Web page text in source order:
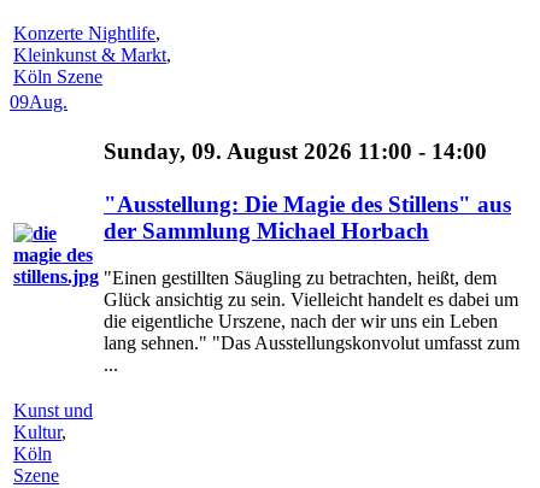
Konzerte Nightlife,
Kleinkunst & Markt,
Köln Szene
09Aug.
Sunday, 09. August 2026 11:00 - 14:00
"Ausstellung: Die Magie des Stillens" aus
der Sammlung Michael Horbach
"Einen gestillten Säugling zu betrachten, heißt, dem
Glück ansichtig zu sein. Vielleicht handelt es dabei um
die eigentliche Urszene, nach der wir uns ein Leben
lang sehnen." "Das Ausstellungskonvolut umfasst zum
...
Kunst und
Kultur,
Köln
Szene